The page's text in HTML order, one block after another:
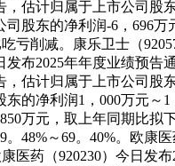
，估计归属于上市公司
股东的净利润-6，696
亏削减。康乐卫士（
布2025年年度业绩预
，估计归属于上市公司
的净利润1，000万元～
万元，取上年同期比拟
48%～69。40%。欧康
医药（920230）今日